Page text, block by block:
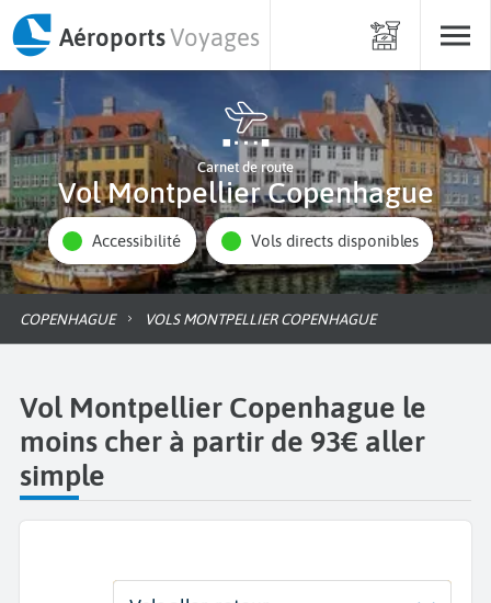
AéroportsVoyages
Carnet de route
Vol Montpellier Copenhague
Accessibilité Vols directs disponibles
COPENHAGUE VOLS MONTPELLIER COPENHAGUE
Vol Montpellier Copenhague le
moins cher à partir de 93€ aller
simple